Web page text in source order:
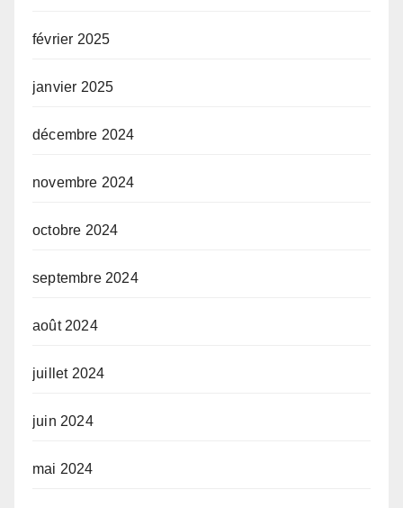
février 2025
janvier 2025
décembre 2024
novembre 2024
octobre 2024
septembre 2024
août 2024
juillet 2024
juin 2024
mai 2024